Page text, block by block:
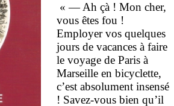
« — Ah çà ! Mon cher,
vous êtes fou !
Employer vos quelques
jours de vacances à faire
le voyage de Paris à
Marseille en bicyclette,
c’est absolument insensé
! Savez-vous bien qu’il